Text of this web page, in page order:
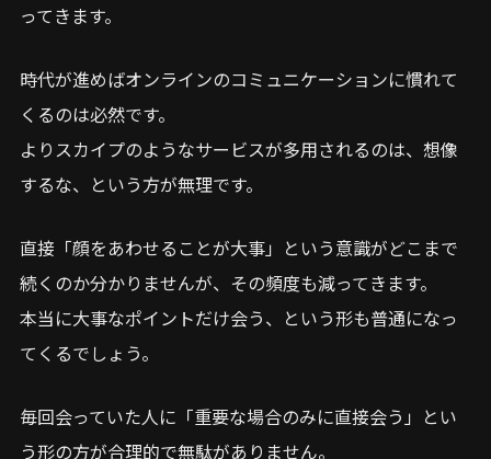
ってきます。
時代が進めばオンラインのコミュニケーションに慣れて
くるのは必然です。
よりスカイプのようなサービスが多用されるのは、想像
するな、という方が無理です。
直接「顔をあわせることが大事」という意識がどこまで
続くのか分かりませんが、その頻度も減ってきます。
本当に大事なポイントだけ会う、という形も普通になっ
てくるでしょう。
毎回会っていた人に「重要な場合のみに直接会う」とい
う形の方が合理的で無駄がありません。